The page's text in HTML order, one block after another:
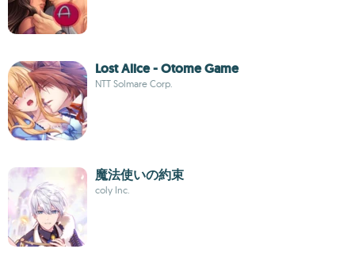
Lost Alice - Otome Game
NTT Solmare Corp.
魔法使いの約束
coly Inc.